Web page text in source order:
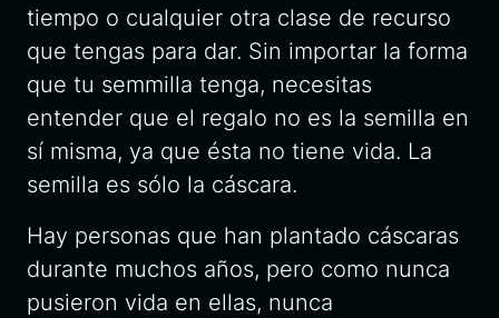
tiempo o cualquier otra clase de recurso
que tengas para dar. Sin importar la forma
que tu semmilla tenga, necesitas
entender que el regalo no es la semilla en
sí misma, ya que ésta no tiene vida. La
semilla es sólo la cáscara.
Hay personas que han plantado cáscaras
durante muchos años, pero como nunca
pusieron vida en ellas, nunca